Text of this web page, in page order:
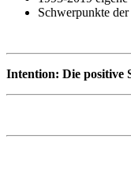
Schwerpunkte
Intention: Die positive